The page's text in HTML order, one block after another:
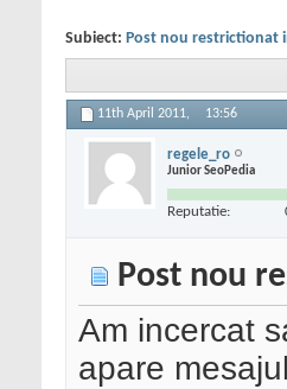
Subiect: Post nou restrictionat
11th April 2011, 13:56
regele_ro
Junior SeoPedia
Reputatie:
Post nou
Am incercat
apare